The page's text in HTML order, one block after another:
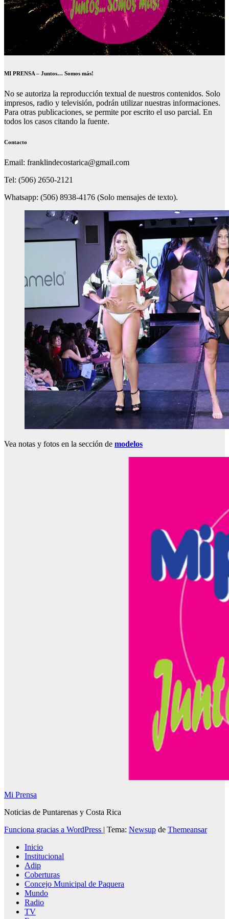
MI PRENSA – Juntos… Somos más!
No se autoriza la reproducción textual de nuestros contenidos. Solo
impresos, radio y televisión, podrán utilizar nuestras informaciones.
Para otras publicaciones, se permite por escrito el uso parcial. En
todos los casos citando la fuente.
Contacto
Email: franklindecostarica@gmail.com
Tel: (506) 2650-2121
Whatsapp: (506) 8938-4176 (Solo mensajes de texto).
Vea notas y fotos en la sección de modelos
Mi Prensa
Noticias de Puntarenas y Costa Rica
Funciona gracias a WordPress | Tema: Newsup de Themeansar
Inicio
Institucional
Adip
Coberturas
Concejo Municipal de Paquera
Mundo
Radio
TV